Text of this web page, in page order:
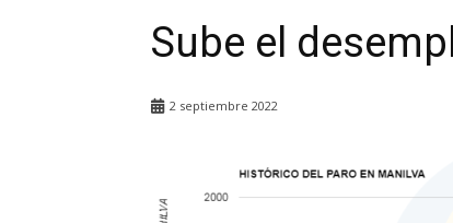
Sube el
2 septiembre 2022